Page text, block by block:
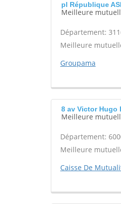
pl République
Meilleure
Département:
Meilleure
Groupama
8 av Victor Hugo
Meilleure
Département:
Meilleure
Caisse De